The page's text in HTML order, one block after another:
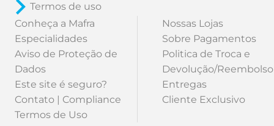
Termos de uso
Conheça a Mafra
Especialidades
Aviso de Proteção de
Dados
Este site é seguro?
Contato | Compliance
Termos de Uso
Nossas Lojas
Sobre Pagamentos
Politica de Troca e
Devolução/Reembolso
Entregas
Cliente Exclusivo